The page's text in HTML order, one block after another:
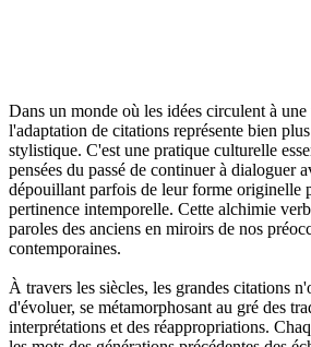
Dans un monde où les idées circulent à
l'adaptation de citations représente bien
stylistique. C'est une pratique culturelle
pensées du passé de continuer à dialoguer
dépouillant parfois de leur forme originelle
pertinence intemporelle. Cette alchimie
paroles des anciens en miroirs de nos
contemporaines.
À travers les siècles, les grandes citations
d'évoluer, se métamorphosant au gré des
interprétations et des réappropriations.